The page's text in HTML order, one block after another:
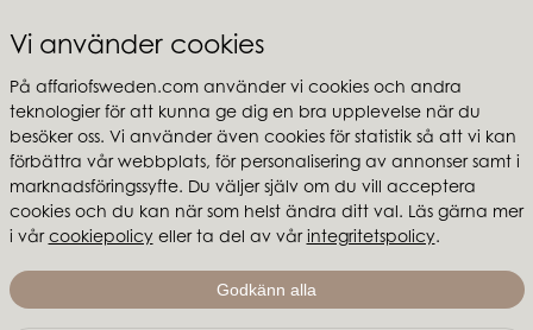
Vi använder cookies
På affariofsweden.com använder vi cookies och andra
teknologier för att kunna ge dig en bra upplevelse när du
besöker oss. Vi använder även cookies för statistik så att vi kan
förbättra vår webbplats, för personalisering av annonser samt i
marknadsföringssyfte. Du väljer själv om du vill acceptera
cookies och du kan när som helst ändra ditt val. Läs gärna mer
i vår cookiepolicyeller ta del av vår integritetspolicy.
Godkänn alla
MTI
Följ oss
Affari of Sweden
Om oss